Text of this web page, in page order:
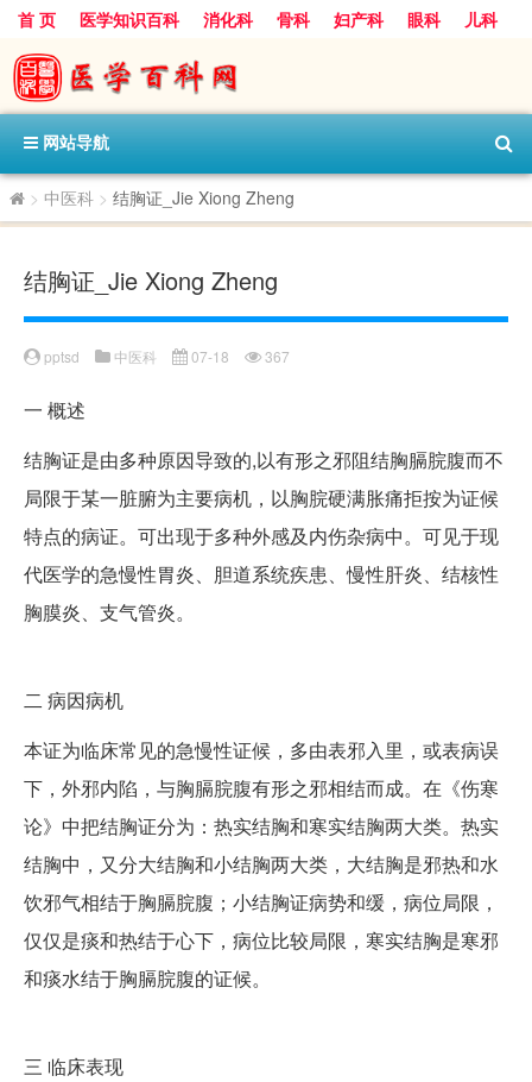
首 页 医学知识百科 消化科 骨科 妇产科 眼科
儿科
心血管病科
呼吸科 神经科
内分泌科
口腔科
网站导航
> 中医科 > 结胸证_Jie Xiong Zheng
结胸证_Jie Xiong Zheng
pptsd 中医科 07-18 367
一 概述
结胸证是由多种原因导致的,以有形之邪阻结胸膈脘腹而不
局限于某一脏腑为主要病机，以胸脘硬满胀痛拒按为证候
特点的病证。可出现于多种外感及内伤杂病中。可见于现
代医学的急慢性胃炎、胆道系统疾患、慢性肝炎、结核性
胸膜炎、支气管炎。
二 病因病机
本证为临床常见的急慢性证候，多由表邪入里，或表病误
下，外邪内陷，与胸膈脘腹有形之邪相结而成。在《伤寒
论》中把结胸证分为：热实结胸和寒实结胸两大类。热实
结胸中，又分大结胸和小结胸两大类，大结胸是邪热和水
饮邪气相结于胸膈脘腹；小结胸证病势和缓，病位局限，
仅仅是痰和热结于心下，病位比较局限，寒实结胸是寒邪
和痰水结于胸膈脘腹的证候。
三 临床表现